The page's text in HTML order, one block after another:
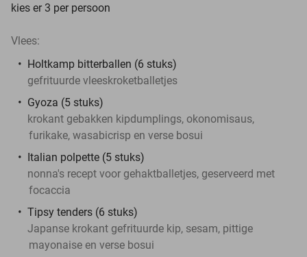
kies er 3 per persoon
Vlees:
Holtkamp bitterballen (6 stuks)
gefrituurde vleeskroketballetjes
Gyoza (5 stuks)
krokant gebakken kipdumplings, okonomisaus,
furikake, wasabicrisp en verse bosui
Italian polpette (5 stuks)
nonna's recept voor gehaktballetjes, geserveerd met
focaccia
Tipsy tenders (6 stuks)
Japanse krokant gefrituurde kip, sesam, pittige
mayonaise en verse bosui